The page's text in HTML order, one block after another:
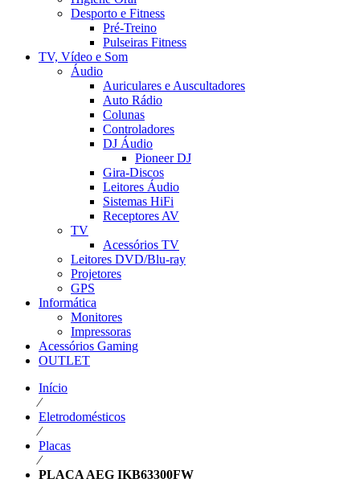
Desporto e Fitness
Pré-Treino
Pulseiras Fitness
TV, Vídeo e Som
Áudio
Auriculares e Auscultadores
Auto Rádio
Colunas
Controladores
DJ Áudio
Pioneer DJ
Gira-Discos
Leitores Áudio
Sistemas HiFi
Receptores AV
TV
Acessórios TV
Leitores DVD/Blu-ray
Projetores
GPS
Informática
Monitores
Impressoras
Acessórios Gaming
OUTLET
Início
⁄
Eletrodomésticos
⁄
Placas
⁄
PLACA AEG IKB63300FW